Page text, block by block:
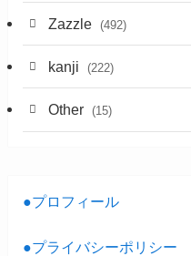
Zazzle (492)
kanji (222)
Other (15)
●プロフィール
●プライバシーポリシー